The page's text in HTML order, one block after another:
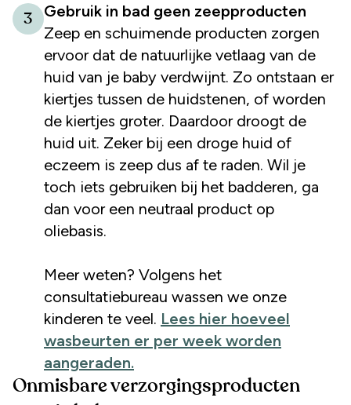
3
Gebruik in bad geen zeepproducten
Zeep en schuimende producten zorgen
ervoor dat de natuurlijke vetlaag van de
huid van je baby verdwijnt. Zo ontstaan er
kiertjes tussen de huidstenen, of worden
de kiertjes groter. Daardoor droogt de
huid uit. Zeker bij een droge huid of
eczeem is zeep dus af te raden. Wil je
toch iets gebruiken bij het badderen, ga
dan voor een neutraal product op
oliebasis.
Meer weten? Volgens het
consultatiebureau wassen we onze
kinderen te veel. Lees hier hoeveel
wasbeurten er per week worden
aangeraden.
Onmisbare verzorgingsproducten